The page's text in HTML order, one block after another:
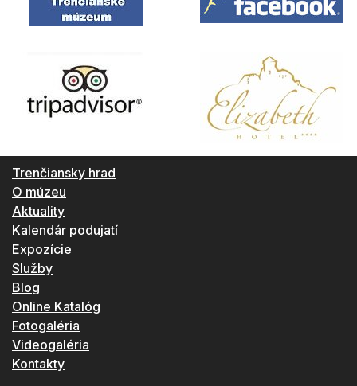
Trenčiansky hrad
O múzeu
Aktuality
Kalendár podujatí
Expozície
Služby
Blog
Online Katalóg
Fotogaléria
Videogaléria
Kontakty